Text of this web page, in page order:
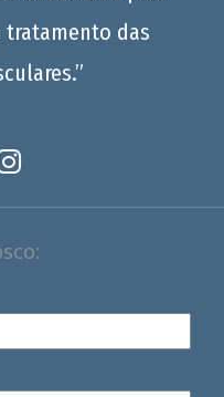
tratamento das